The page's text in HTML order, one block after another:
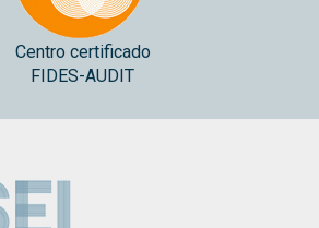
Centro certificado
FIDES-AUDIT